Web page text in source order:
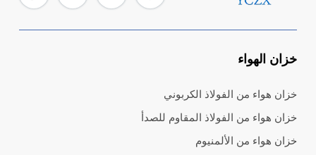
خزان الهواء
خزان هواء من الفولاذ الكربوني
خزان هواء من الفولاذ المقاوم للصدأ
خزان هواء من الألمنيوم